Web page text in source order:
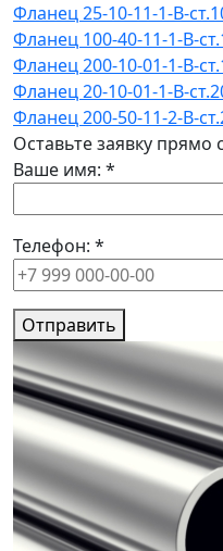
Фланец 25-10-11-1-B-
Фланец 100-40-11-1-B-
Фланец 200-10-01-1-B-
Фланец 20-10-01-1-B-
Фланец 200-50-11-2-B-
Оставьте заявку прямо
Ваше имя: *
Телефон: *
Отправить